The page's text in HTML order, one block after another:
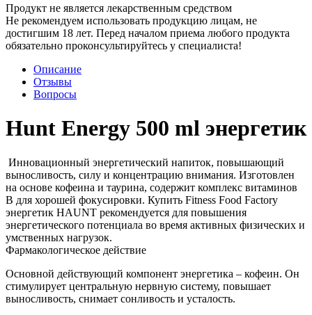
Продукт не является лекарственным средством
Не рекомендуем использовать продукцию лицам, не
достигшим 18 лет. Перед началом приема любого продукта
обязательно проконсультируйтесь у специалиста!
Описание
Отзывы
Вопросы
Hunt Energy 500 ml энергетик
Инновационный энергетический напиток, повышающий
выносливость, силу и концентрацию внимания. Изготовлен
на основе кофеина и таурина, содержит комплекс витаминов
B для хорошей фокусировки. Купить Fitness Food Factory
энергетик HAUNT рекомендуется для повышения
энергетического потенциала во время активных физических и
умственных нагрузок.
Фармакологическое действие
Основной действующий компонент энергетика – кофеин. Он
стимулирует центральную нервную систему, повышает
выносливость, снимает сонливость и усталость.